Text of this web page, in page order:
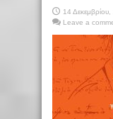
14
Leave a